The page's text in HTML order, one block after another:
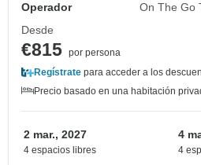
Operador
On The Go
Desde
€815 por persona
Regístrate para acceder a los
Precio basado en una habitación
2 mar., 2027
4 espacios libres
4
4